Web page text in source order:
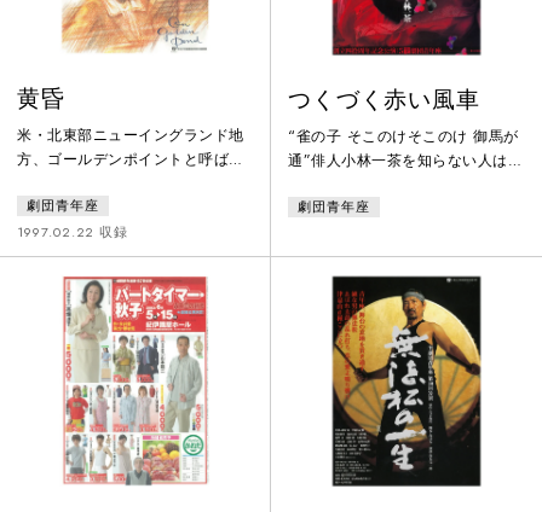
件は私
代は江戸から明治に
黄昏
米・北東部ニューイングランド地
方、ゴールデンポイントと呼ばれ
る湖面はまさに《黄金》に輝き、
湖畔の閑静な別荘は都会の喧騒か
ら離れ一夏を過ごす人々のやすら
ぎの場であった。間もなく80歳の
ノーマンは厳格で頑固ものでユー
モアと教養を持ち合わせていた
が、老いと忍び寄る＜その時＞へ
の影におびえ苛立っていた。妻エ
セルは対照的に変わらぬ快活さを
見せているが最近の夫が気がかり
だ。夫婦の
劇団青年座
1997.02.22 収録
つくづく赤い風車
“雀の子 そこのけそこのけ 御馬が
通”俳人小林一茶を知らない人はい
る人は少ない。十五才で信濃柏原
まれたまま、いつしか俳諧の道で
頭角を表してくる。ようやく五十
二才で結婚するが、いとしい子た
ちは次々とこの世を去るのだっ
た。“蝉鳴くや つくづく赤い 風
車”だが一茶の人生は大きくうねり
つづける。江戸と信濃柏原、二つ
の土地の間で一茶の愛が、欲が、
劇団青年座